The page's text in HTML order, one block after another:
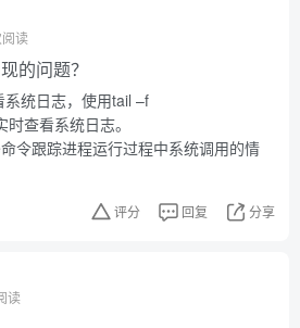
读
的问题？
统日志，使用tail –f
查看系统日志。
令跟踪进程运行过程中系统调用的情
评分 回复 分享
读